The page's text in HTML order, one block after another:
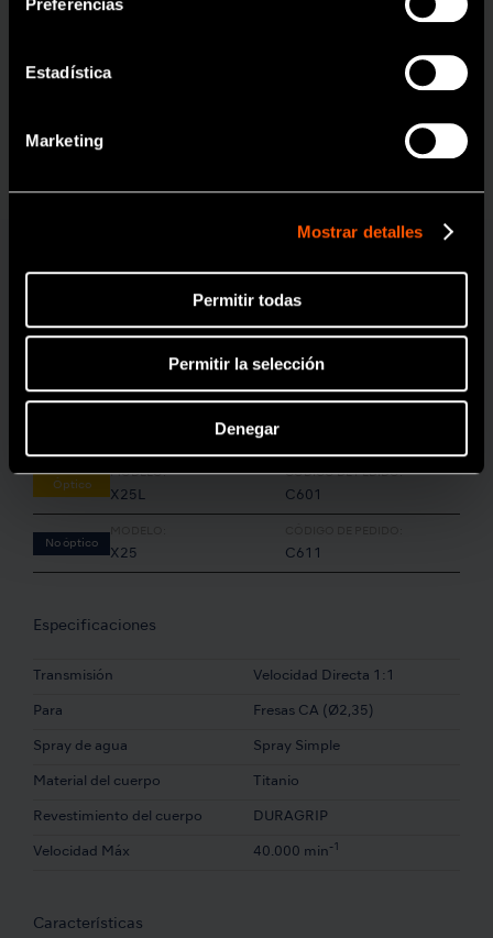
Preferencias
Estadística
Marketing
Mostrar detalles
Permitir todas
Permitir la selección
Denegar
Óptico
MODELO:
X25L
CÓDIGO DE PEDIDO:
C601
No óptico
X25 C611
Especificaciones
Transmisión Velocidad Directa 1:1
Para Fresas CA (Ø2,35)
Spray de agua Spray Simple
Material del cuerpo Titanio
Revestimiento del cuerpo DURAGRIP
Velocidad Máx 40.000 min -1
Características